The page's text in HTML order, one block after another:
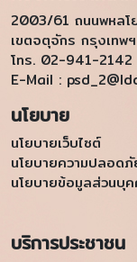
2003/61 ถนนพหลโ
เขตจตุจักร กรุงเท
โทร. 02-941-2142
E-Mail :
นโยบาย
นโยบายเว็บไซต์
นโยบายความปลอดภั
นโยบายข้อมูลส่วนบุ
บริการประชาชน